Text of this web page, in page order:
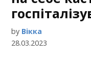
by Вікка
28.03.2023